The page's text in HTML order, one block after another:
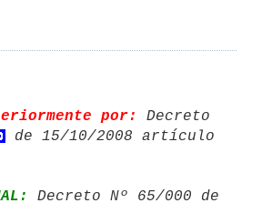
por:
Decreto
Decreto Nº 65/000 de